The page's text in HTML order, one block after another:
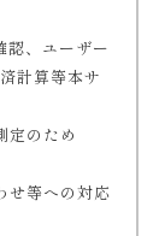
認、ユーザー
計算等本サ
定のため
せ等への対応